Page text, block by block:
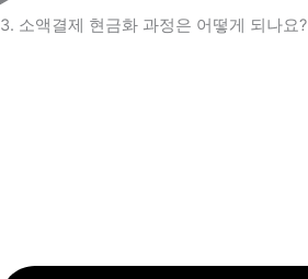
3. 소액결제 현금화 과정은 어떻게 되나요?